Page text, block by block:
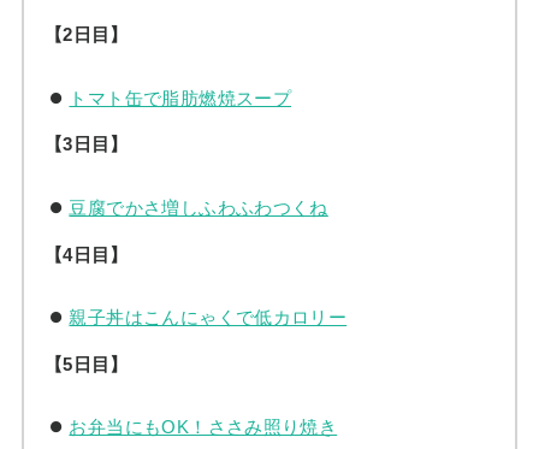
【2日目】
トマト缶で脂肪燃焼スープ
【3日目】
豆腐でかさ増しふわふわつくね
【4日目】
親子丼はこんにゃくで低カロリー
【5日目】
お弁当にもOK！ささみ照り焼き